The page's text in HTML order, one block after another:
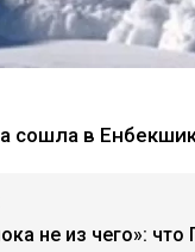
сошла в
не из чего»: